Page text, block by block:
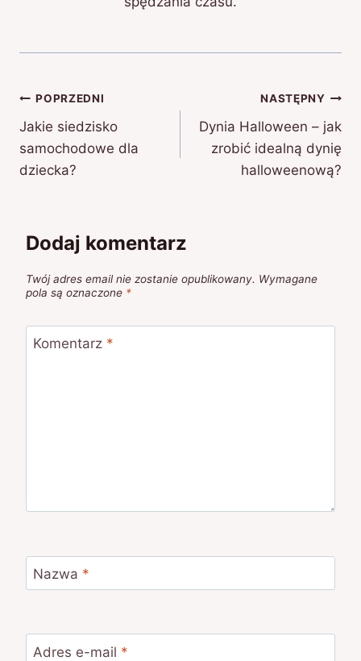
Nawigacja
wpisu
POPRZEDNI
Jakie siedzisko
samochodowe dla
dziecka?
NASTĘPNY
Dynia Halloween – jak
zrobić idealną dynię
halloweenową?
Dodaj komentarz
Twój adres email nie zostanie opublikowany. Wymagane
pola są oznaczone *
Komentarz *
Nazwa *
Adres e-mail *